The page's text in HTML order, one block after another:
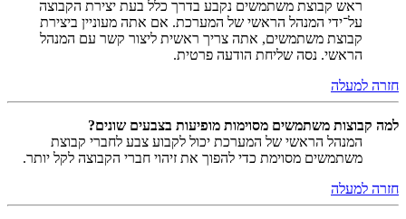
ראש קבוצת משתמשים נקבע בדרך כלל בעת יצירת הקבוצה
על־ידי המנהל הראשי של המערכת. אם אתה מעוניין ביצירת
קבוצת משתמשים, אתה צריך ראשית ליצור קשר עם המנהל
הראשי. נסה שליחת הודעה פרטית.
חזרה למעלה
למה קבוצות משתמשים מסוימות מופיעות בצבעים שונים?
המנהל הראשי של המערכת יכול לקבוע צבע לחברי קבוצת
משתמשים מסוימת כדי להפוך את זיהוי חברי הקבוצה לקל יותר.
חזרה למעלה